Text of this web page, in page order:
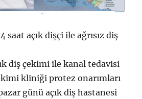
saat açık dişçi ile ağrısız diş
diş çekimi ile kanal tedavisi
kliniği protez onarımları
günü açık diş hastanesi